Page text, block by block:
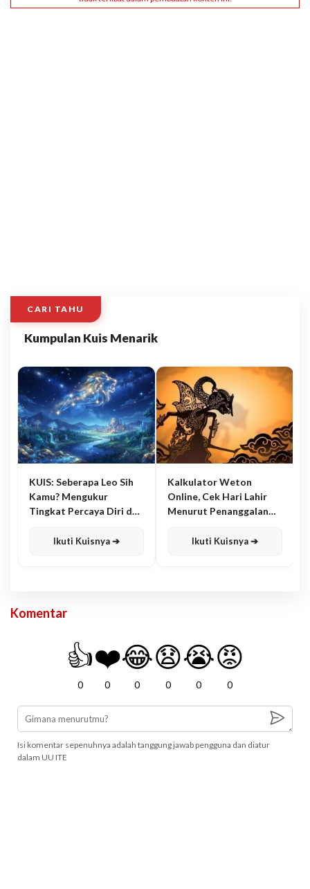
CARI TAHU
Kumpulan Kuis Menarik
KUIS: Seberapa Leo Sih
Kamu? Mengukur
Tingkat Percaya Diri dan
Ikuti Kuisnya ➔
Kalkulator Weton
Online, Cek Hari Lahir
Menurut Penanggalan
Ikuti Kuisnya ➔
Komentar
👍
0
❤️
0
😂
0
😧
0
😭
0
😡
0
Isi komentar sepenuhnya adalah tanggung jawab pengguna dan diatur
dalam UU ITE